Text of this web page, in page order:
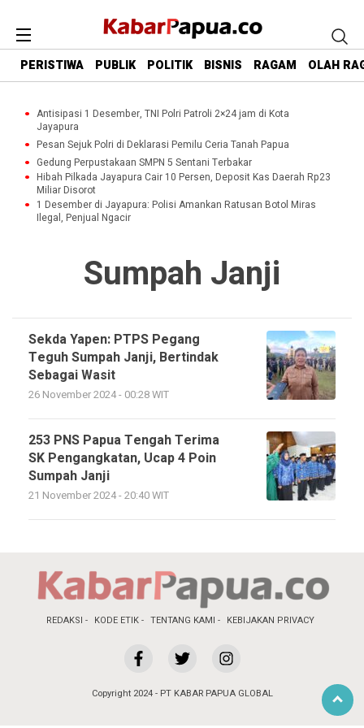
PERISTIWA PUBLIK POLITIK BISNIS RAGAM OLAH
Antisipasi 1 Desember, TNI Polri Patroli 2×24 jam di Kota
Jayapura
Pesan Sejuk Polri di Deklarasi Pemilu Ceria Tanah Papua
Gedung Perpustakaan SMPN 5 Sentani Terbakar
Hibah Pilkada Jayapura Cair 10 Persen, Deposit Kas Daerah Rp23
Miliar Disorot
1 Desember di Jayapura: Polisi Amankan Ratusan Botol Miras
Ilegal, Penjual Ngacir
Sumpah Janji
Sekda Yapen: PTPS Pegang
Teguh Sumpah Janji, Bertindak
Sebagai Wasit
26 November 2024 - 00:28 WIT
253 PNS Papua Tengah Terima
SK Pengangkatan, Ucap 4 Poin
Sumpah Janji
21 November 2024 - 20:40 WIT
REDAKSI KODE ETIK TENTANG KAMI KEBIJAKAN PRIVACY
Copyright 2024 - PT KABAR PAPUA GLOBAL